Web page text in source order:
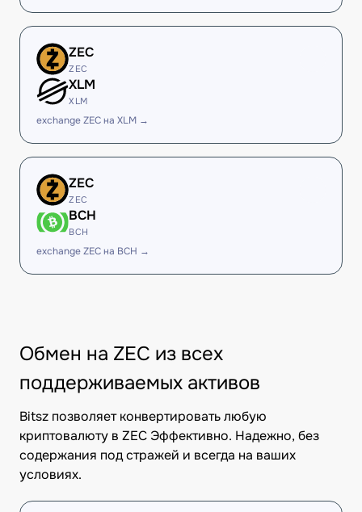
ZEC
ZEC
XLM
XLM
exchange ZEC на XLM →
ZEC
ZEC
BCH
BCH
exchange ZEC на BCH →
Обмен на ZEC из всех
поддерживаемых активов
Bitsz позволяет конвертировать любую
криптовалюту в ZEC Эффективно. Надежно, без
содержания под стражей и всегда на ваших
условиях.